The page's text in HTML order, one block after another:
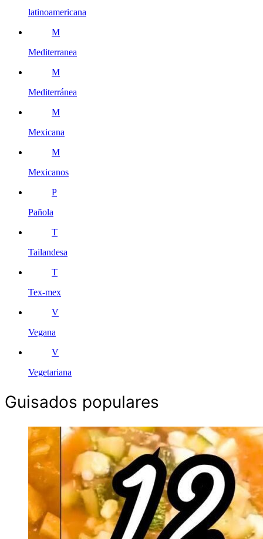
latinoamericana
M
Mediterranea
M
Mediterránea
M
Mexicana
M
Mexicanos
P
Pañola
T
Tailandesa
T
Tex-mex
V
Vegana
V
Vegetariana
Guisados populares